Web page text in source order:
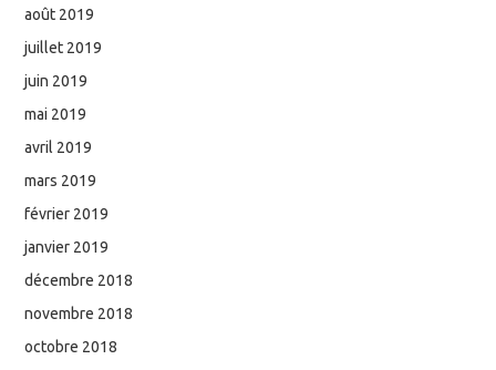
août 2019
juillet 2019
juin 2019
mai 2019
avril 2019
mars 2019
février 2019
janvier 2019
décembre 2018
novembre 2018
octobre 2018